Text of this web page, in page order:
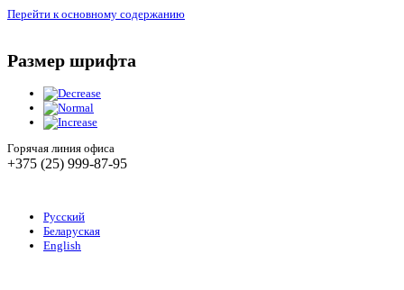
Перейти к основному содержанию
Размер шрифта
Горячая линия офиса
+375 (25) 999-87-95
Русский
Беларуская
English